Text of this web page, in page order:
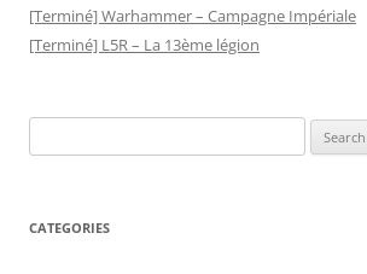
[Terminé] Warhammer – Campagne Impériale
[Terminé] L5R – La 13ème légion
for:
CATEGORIES